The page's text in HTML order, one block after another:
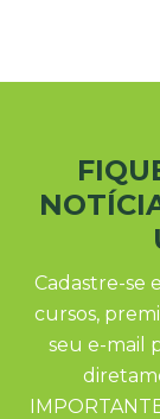
Cadastre-se
cursos,
seu e-mail